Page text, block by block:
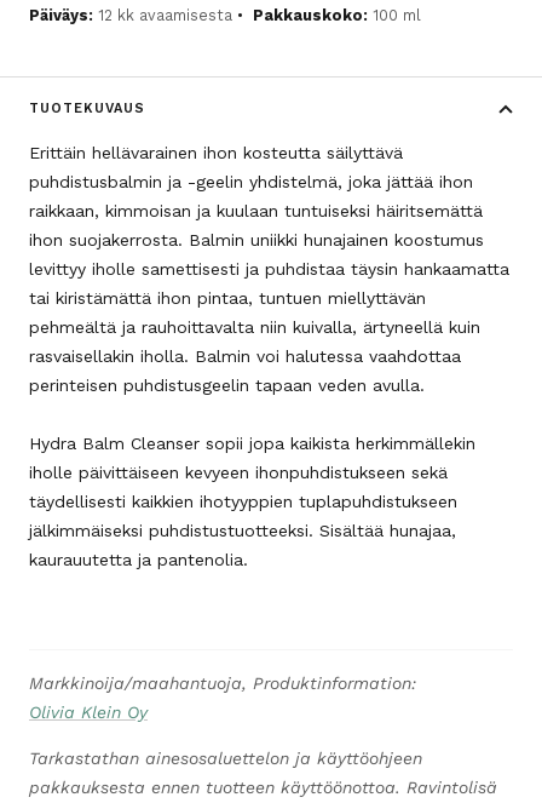
Päiväys: 12 kk avaamisesta Pakkauskoko: 100 ml
TUOTEKUVAUS
Erittäin hellävarainen ihon kosteutta säilyttävä
puhdistusbalmin ja -geelin yhdistelmä, joka jättää ihon
raikkaan, kimmoisan ja kuulaan tuntuiseksi häiritsemättä
ihon suojakerrosta. Balmin uniikki hunajainen koostumus
levittyy iholle samettisesti ja puhdistaa täysin hankaamatta
tai kiristämättä ihon pintaa, tuntuen miellyttävän
pehmeältä ja rauhoittavalta niin kuivalla, ärtyneellä kuin
rasvaisellakin iholla. Balmin voi halutessa vaahdottaa
perinteisen puhdistusgeelin tapaan veden avulla.
Hydra Balm Cleanser sopii jopa kaikista herkimmällekin
iholle päivittäiseen kevyeen ihonpuhdistukseen sekä
täydellisesti kaikkien ihotyyppien tuplapuhdistukseen
jälkimmäiseksi puhdistustuotteeksi. Sisältää hunajaa,
kaurauutetta ja pantenolia.
Markkinoija/maahantuoja, Produktinformation:
Olivia Klein Oy
Tarkastathan ainesosaluettelon ja käyttöohjeen
pakkauksesta ennen tuotteen käyttöönottoa. Ravintolisä